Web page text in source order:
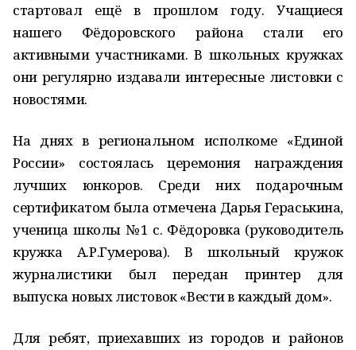
стартовал ещё в прошлом году. Учащиеся
нашего Фёдоровского района стали его
активными участниками. В школьных кружках
они регулярно издавали интересные листовки с
новостями.
На днях в региональном исполкоме «Единой
России» состоялась церемония награждения
лучших юнкоров. Среди них подарочным
сертификатом была отмечена Дарья Гераськина,
ученица школы №1 с. Фёдоровка (руководитель
кружка А.Р.Гумерова). В школьный кружок
журналистики был передан принтер для
выпуска новых листовок «Вести в каждый дом».
Для ребят, приехавших из городов и районов